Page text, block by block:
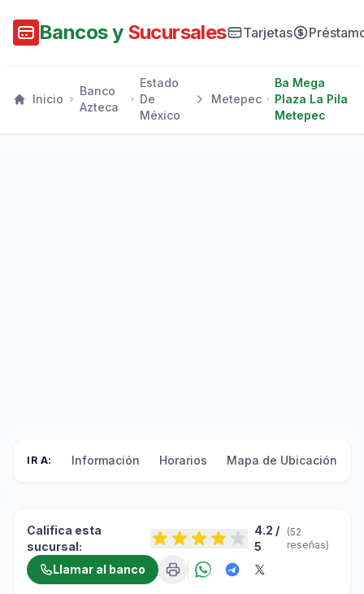
Bancos y Sucursales Tarjetas
Inicio
Banco
Azteca
Estado
De
México
Metepec
Ba Mega
Plaza La Pila
Metepec
IR A: Información Horarios Mapa de Ubicación
Califica esta
sucursal:
4.2 /
5
(52
reseñas)
Llamar al banco